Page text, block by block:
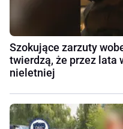
Szokujące zarzuty
twierdzą, że przez lata
nieletniej